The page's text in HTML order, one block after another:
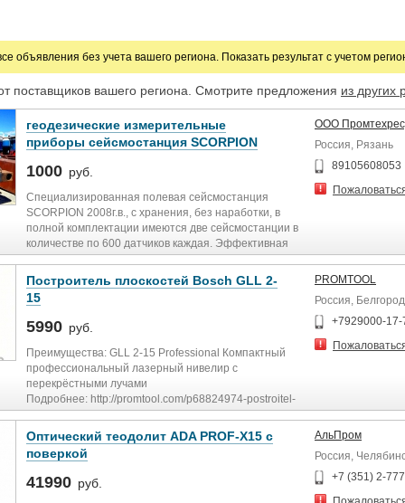
объявления без учета вашего региона. Показать результат с учетом
поставщиков вашего региона. Смотрите предложения из других
геодезические измерительные
приборы сейсмостанция SCORPION
1000 руб.
Специализированная полевая сейсмостанция
SCORPION 2008г.в., с хранения, без наработки, в
полной комплектации имеются две сейсмостанции в
количестве по 600 датчиков каждая. Эффективная
,невероятно точная , кабельная система сбора
сейсмических данных компании INOVA США. Станция
Scorpion работает с самыми сложными планами
съемок, через оптоволоконную базовую линию, с
передовыми телеметрическими характеристиками и
поддержкой 30 000 каналов в реальном времени.
Оборудование в упаковке изготовителя. Срок
гарантии 25 лет, местонахождение Самарская
область, Возможна комплектация станций на базе
специальных автофургонов Урал-4320 48950A.
Возможна продажа выборочно комплектующего
Центральное регистрирующее устройство
сейсмостанции Scorpion ,полевая электроника ,
линейный модуль D - Unit 3/0, блок питания , BBU c
разъёмами Morpho, межлин . модуль, XLU с
ООО
Россия, Рязань
89105608053
Построитель плоскостей Bosch GLL 2-
15
5990 руб.
Преимущества: GLL 2-15 Professional Компактный
профессиональный лазерный нивелир с
перекрёстными лучами
Подробнее: http://promtool.com/p68824974-postroitel-
ploskostej-bosch.html
PROMTOOL
Россия, Белгород
+7929000-17-
Оптический теодолит ADA PROF-X15 с
поверкой
41990 руб.
АльПром
Россия,
+7 (351) 2-